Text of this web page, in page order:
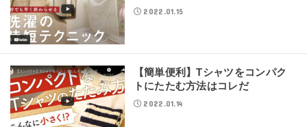
2022.01.15
【簡単便利】Tシャツをコンパク
トにたたむ方法はコレだ
2022.01.14